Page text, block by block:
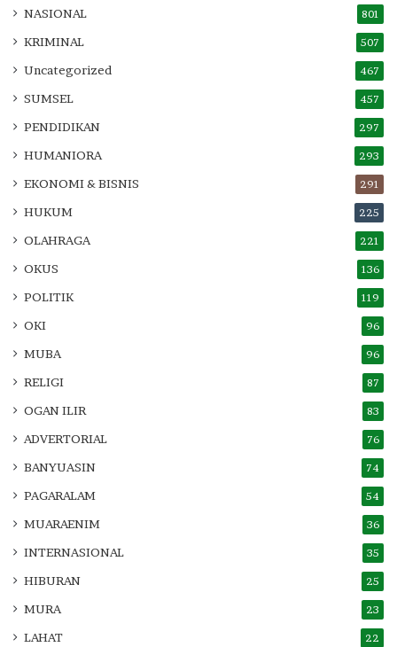
NASIONAL 801
KRIMINAL 507
Uncategorized 467
SUMSEL 457
PENDIDIKAN 297
HUMANIORA 293
EKONOMI & BISNIS 291
HUKUM 225
OLAHRAGA 221
OKUS 136
POLITIK 119
OKI 96
MUBA 96
RELIGI 87
OGAN ILIR 83
ADVERTORIAL 76
BANYUASIN 74
PAGARALAM 54
MUARAENIM 36
INTERNASIONAL 35
HIBURAN 25
MURA 23
LAHAT 22